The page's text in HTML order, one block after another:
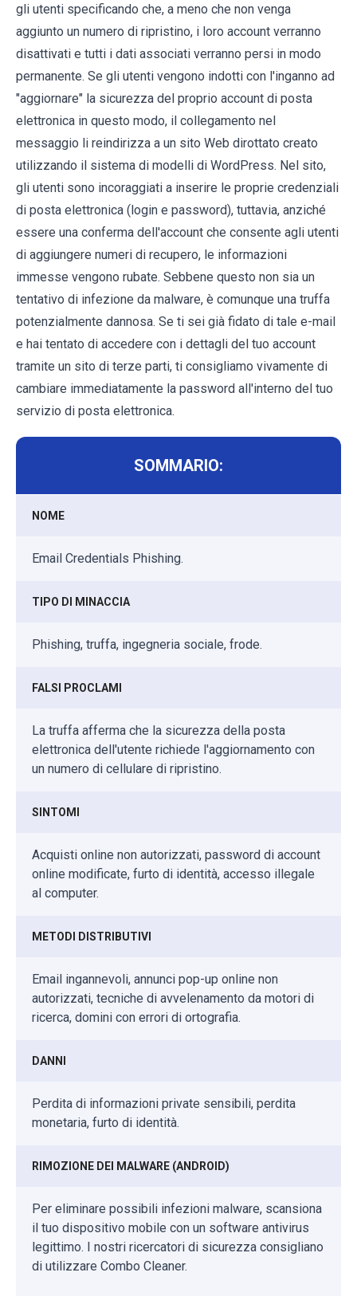
gli utenti specificando che, a meno che non venga
aggiunto un numero di ripristino, i loro account verranno
disattivati ​​e tutti i dati associati verranno persi in modo
permanente. Se gli utenti vengono indotti con l'inganno ad
"aggiornare" la sicurezza del proprio account di posta
elettronica in questo modo, il collegamento nel
messaggio li reindirizza a un sito Web dirottato creato
utilizzando il sistema di modelli di WordPress. Nel sito,
gli utenti sono incoraggiati a inserire le proprie credenziali
di posta elettronica (login e password), tuttavia, anziché
essere una conferma dell'account che consente agli utenti
di aggiungere numeri di recupero, le informazioni
immesse vengono rubate. Sebbene questo non sia un
tentativo di infezione da malware, è comunque una truffa
potenzialmente dannosa. Se ti sei già fidato di tale e-mail
e hai tentato di accedere con i dettagli del tuo account
tramite un sito di terze parti, ti consigliamo vivamente di
cambiare immediatamente la password all'interno del tuo
servizio di posta elettronica.
SOMMARIO:
NOME
Email Credentials Phishing.
TIPO DI MINACCIA
Phishing, truffa, ingegneria sociale, frode.
FALSI PROCLAMI
La truffa afferma che la sicurezza della posta
elettronica dell'utente richiede l'aggiornamento con
un numero di cellulare di ripristino.
SINTOMI
Acquisti online non autorizzati, password di account
online modificate, furto di identità, accesso illegale
al computer.
METODI DISTRIBUTIVI
Email ingannevoli, annunci pop-up online non
autorizzati, tecniche di avvelenamento da motori di
ricerca, domini con errori di ortografia.
DANNI
Perdita di informazioni private sensibili, perdita
monetaria, furto di identità.
RIMOZIONE DEI MALWARE (ANDROID)
Per eliminare possibili infezioni malware, scansiona
il tuo dispositivo mobile con un software antivirus
legittimo. I nostri ricercatori di sicurezza consigliano
di utilizzare Combo Cleaner.